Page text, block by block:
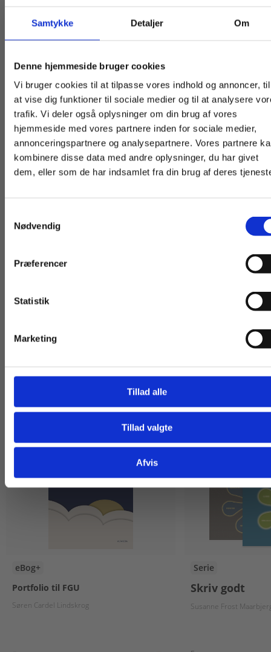
Samtykke Detaljer Om
Denne hjemmeside bruger cookies
Vi bruger cookies til at tilpasse vores indhold og annoncer, til
at vise dig funktioner til sociale medier og til at analysere
trafik. Vi deler også oplysninger om din brug af vores
hjemmeside med vores partnere inden for sociale medier,
annonceringspartnere og analysepartnere. Vores partnere
kombinere disse data med andre oplysninger, du har givet
dem, eller som de har indsamlet fra din brug af deres
Nødvendig
Præferencer
Statistik
Marketing
Tillad alle
Tillad valgte
Afvis
Aktiveringskoden bruges af alle lærere på skolen.
Bestil lærerabonnement
Pris på lærerabonnement
1.000 kr. ekskl. moms
Prisen er pr. halve år pr. produkt, og
abonnementet gælder for alle lærere på skolen.
årligt, indtil skolen opsiger aftalen. Abonnementet
Af samme forfatter
eBog+
Portfolio til FGU
Søren Cardel Lindskrog
Serie
Skriv godt
Susanne Frost
Fortsæt som:
For privatkunder og
studerende. Du får
vist priser inkl.
For institutioner og
virksomheder. Du
får vist priser ekskl.
Gå til praxisOnline